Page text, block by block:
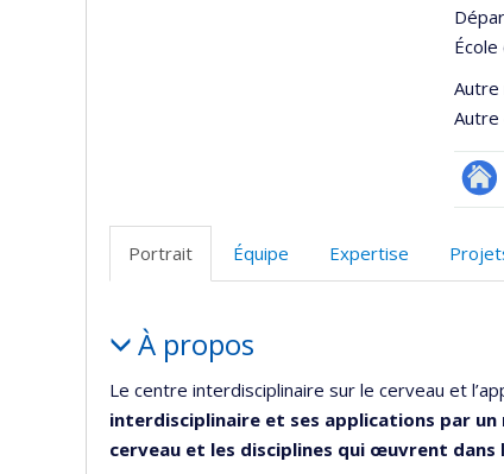
Autre
Autre
Site
de
Portrait Équipe Expertise
Portrait
À propos
Le centre interdisciplinaire sur le cerveau et
interdisciplinaire et ses applications par
cerveau et les disciplines qui œuvrent dans